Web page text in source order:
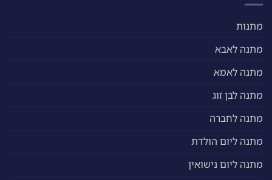
מתנות
מתנה לאבא
מתנה לאמא
מתנה לבן זוג
מתנה לחברה
מתנה ליום הולדת
מתנה ליום נישואין